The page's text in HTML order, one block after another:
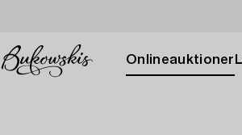
Onlineauktioner